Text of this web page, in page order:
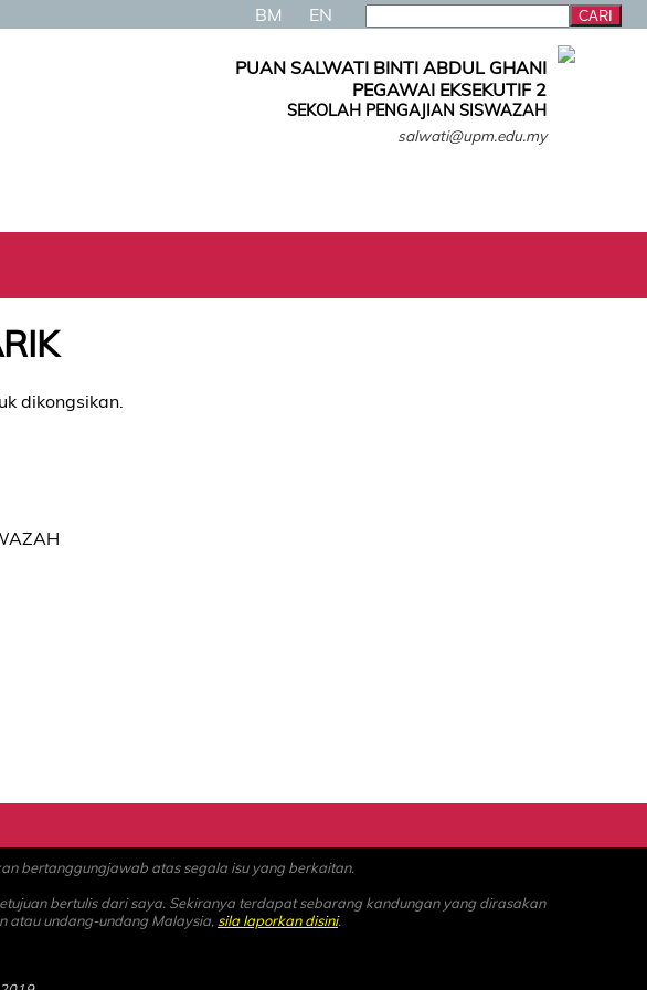
BM EN
PUAN SALWATI BINTI ABDUL GHANI
PEGAWAI EKSEKUTIF 2
SEKOLAH PENGAJIAN SISWAZAH
salwati@upm.edu.my
dikongsikan.
bertanggungjawab atas segala isu yang berkaitan.
bertulis dari saya. Sekiranya terdapat sebarang kandungan yang dirasakan
atau undang-undang Malaysia, sila laporkan disini.